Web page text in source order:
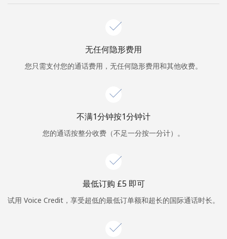
现在加入 →
登录
者
继续使用
无任何隐形费用
您只需支付您的通话费用，无任何隐形费用和其他收费。
不满1分钟按1分钟计
您的通话按整分收费（不足一分按一分计）。
最低订购 ⁦£5⁩ 即可
试用 Voice Credit，享受超低的最低订单额和超长的国际通话时长。